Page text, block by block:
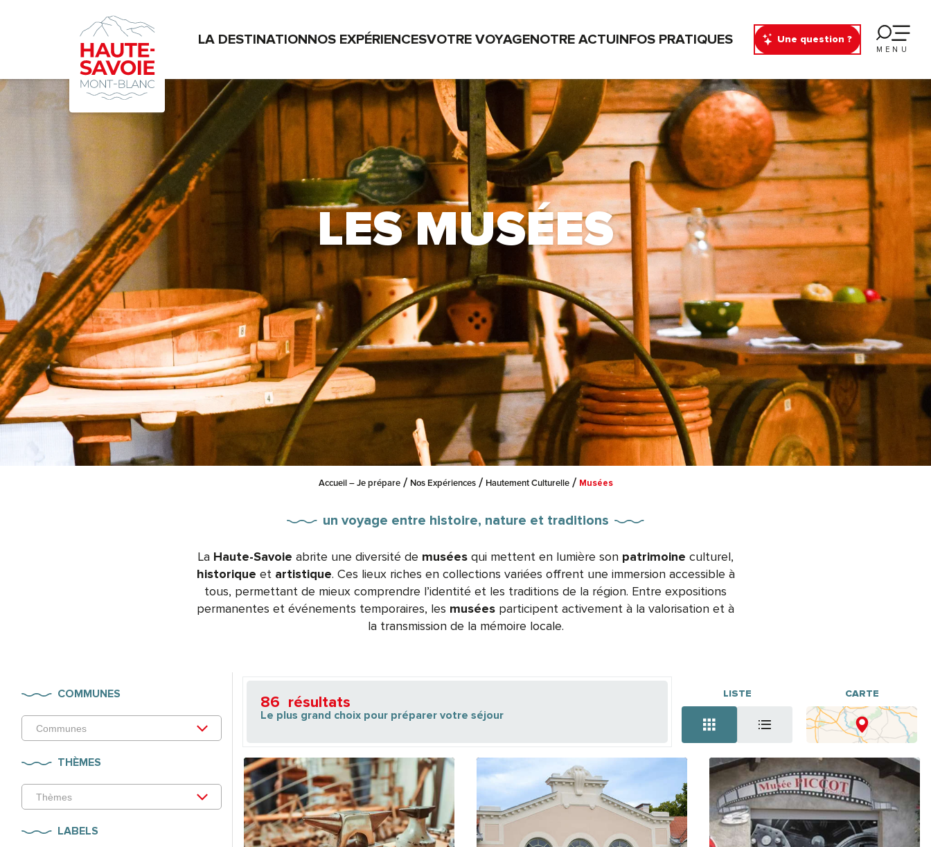
Une question ?
MENU
LA DESTINATIONNOS EXPÉRIENCESVOTRE VOYAGENOTRE ACTUINFOS PRATIQUES
LES MUSÉES
Accueil – Je prépare Nos Expériences Hautement Culturelle Musées
un voyage entre histoire, nature et traditions
La Haute-Savoie abrite une diversité de musées qui mettent en lumière son patrimoine culturel,
historique et artistique. Ces lieux riches en collections variées offrent une immersion accessible à
tous, permettant de mieux comprendre l’identité et les traditions de la région. Entre expositions
permanentes et événements temporaires, les musées participent activement à la valorisation et à
la transmission de la mémoire locale.
COMMUNES
THÈMES
LABELS
86 résultats
Le plus grand choix pour préparer votre séjour
LISTE CARTE